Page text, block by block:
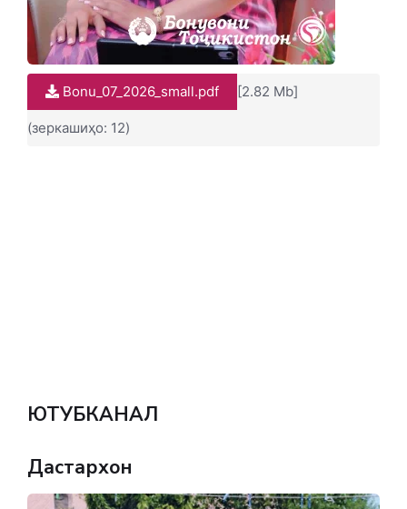
Bonu_07_2026_small.pdf [2.82 Mb]
(зеркашиҳо: 12)
ЮТУБКАНАЛ
Дастархон